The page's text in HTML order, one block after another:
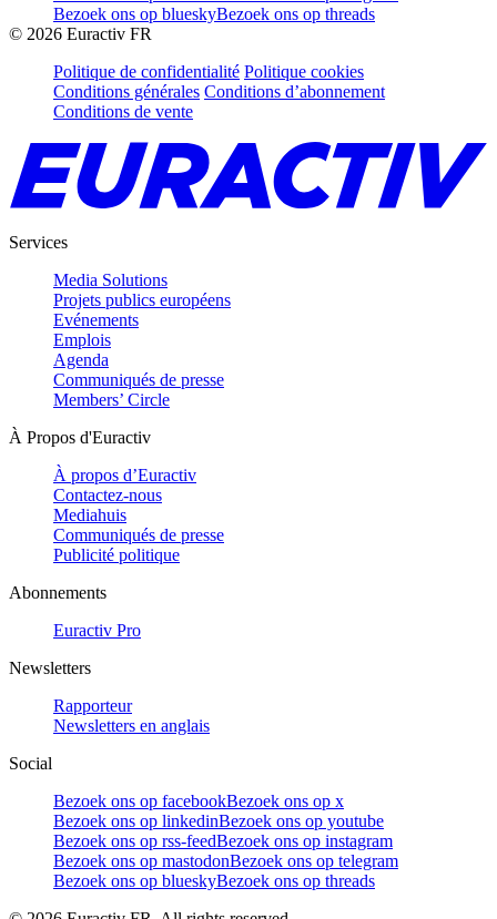
Bezoek ons op blueskyBezoek ons op threads
© 2026 Euractiv FR
Politique de confidentialité Politique cookies
Conditions générales Conditions d’abonnement
Conditions de vente
Services
Media Solutions
Projets publics européens
Evénements
Emplois
Agenda
Communiqués de presse
Members’ Circle
À Propos d'Euractiv
À propos d’Euractiv
Contactez-nous
Mediahuis
Communiqués de presse
Publicité politique
Abonnements
Euractiv Pro
Newsletters
Rapporteur
Newsletters en anglais
Social
Bezoek ons op facebookBezoek ons op x
Bezoek ons op linkedinBezoek ons op youtube
Bezoek ons op rss-feedBezoek ons op instagram
Bezoek ons op mastodonBezoek ons op telegram
Bezoek ons op blueskyBezoek ons op threads